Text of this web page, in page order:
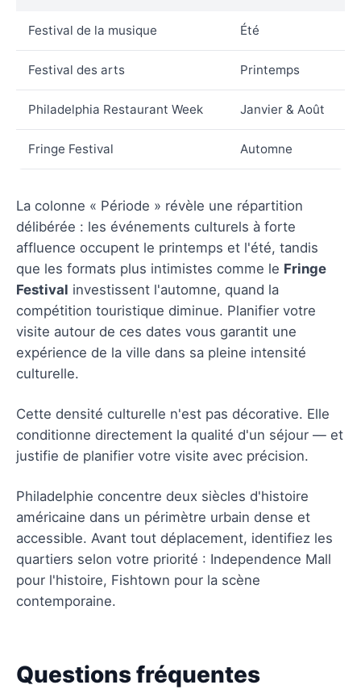
Festival de la musique Été
Festival des arts Printemps
Philadelphia Restaurant Week Janvier & Août
Fringe Festival Automne
La colonne « Période » révèle une répartition
délibérée : les événements culturels à forte
affluence occupent le printemps et l'été, tandis
que les formats plus intimistes comme le Fringe
Festival investissent l'automne, quand la
compétition touristique diminue. Planifier votre
visite autour de ces dates vous garantit une
expérience de la ville dans sa pleine intensité
culturelle.
Cette densité culturelle n'est pas décorative. Elle
conditionne directement la qualité d'un séjour — et
justifie de planifier votre visite avec précision.
Philadelphie concentre deux siècles d'histoire
américaine dans un périmètre urbain dense et
accessible. Avant tout déplacement, identifiez les
quartiers selon votre priorité : Independence Mall
pour l'histoire, Fishtown pour la scène
contemporaine.
Questions fréquentes